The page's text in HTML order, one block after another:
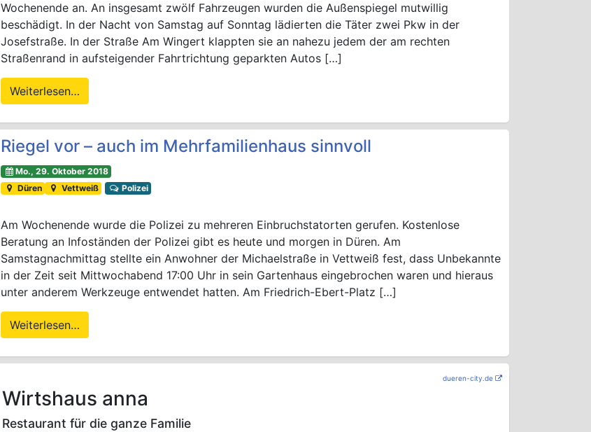
Wochenende an. An insgesamt zwölf Fahrzeugen wurden die Außenspiegel mutwillig
beschädigt. In der Nacht von Samstag auf Sonntag lädierten die Täter zwei Pkw in der
Josefstraße. In der Straße Am Wingert klappten sie an nahezu jedem der am rechten
Straßenrand in aufsteigender Fahrtrichtung geparkten Autos […]
Weiterlesen…
Riegel vor – auch im Mehrfamilienhaus sinnvoll
Mo., 29. Oktober 2018
Düren
Vettweiß Polizei
Am Wochenende wurde die Polizei zu mehreren Einbruchstatorten gerufen. Kostenlose
Beratung an Infoständen der Polizei gibt es heute und morgen in Düren. Am
Samstagnachmittag stellte ein Anwohner der Michaelstraße in Vettweiß fest, dass Unbekannte
in der Zeit seit Mittwochabend 17:00 Uhr in sein Gartenhaus eingebrochen waren und hieraus
unter anderem Werkzeuge entwendet hatten. Am Friedrich-Ebert-Platz […]
Weiterlesen…
dueren-city.de
Wirtshaus anna
Restaurant für die ganze Familie